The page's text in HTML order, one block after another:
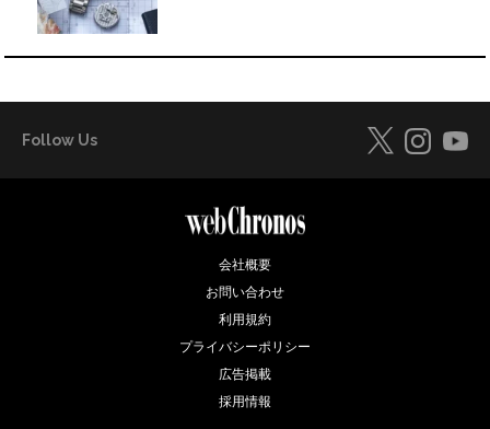
Follow Us
会社概要
お問い合わせ
利用規約
プライバシーポリシー
広告掲載
採用情報